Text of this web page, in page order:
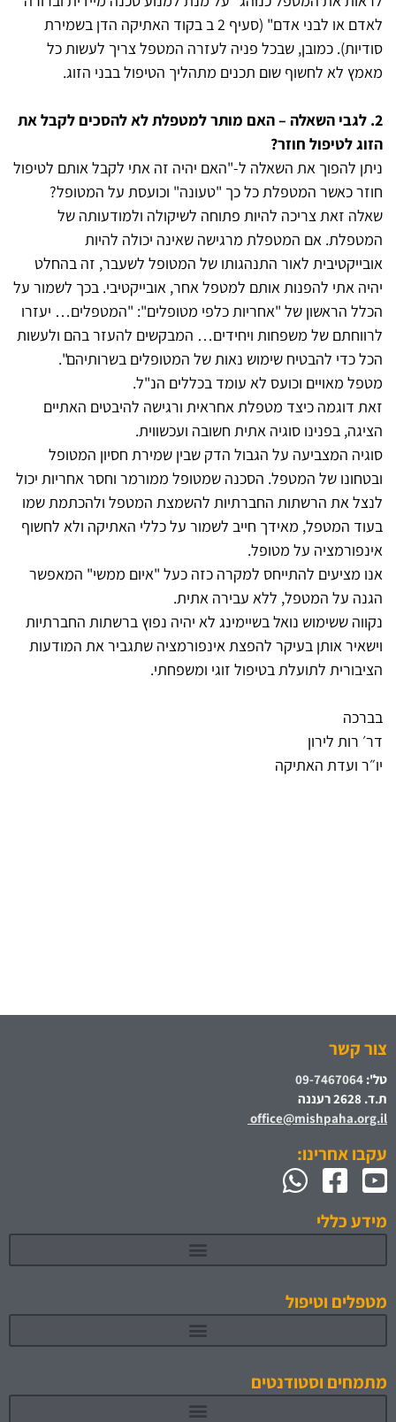
לאדם או לבני אדם" (סעיף 2 ב בקוד האתיקה הדן בשמירת
סודיות). כמובן, שבכל פניה לעזרה המטפל צריך לעשות כל
מאמץ לא לחשוף שום תכנים מתהליך הטיפול בבני הזוג.
2. לגבי השאלה – האם מותר למטפלת לא להסכים לקבל את
הזוג לטיפול חוזר?
ניתן להפוך את השאלה ל-"האם יהיה זה אתי לקבל אותם לטיפול
חוזר כאשר המטפלת כל כך "טעונה" וכועסת על המטופל?
שאלה זאת צריכה להיות פתוחה לשיקולה ולמודעותה של
המטפלת. אם המטפלת מרגישה שאינה יכולה להיות
אובייקטיבית לאור התנהגותו של המטופל לשעבר, זה בהחלט
יהיה אתי להפנות אותם למטפל אחר, אובייקטיבי. בכך לשמור על
הכלל הראשון של "אחריות כלפי מטופלים": "המטפלים… יעזרו
לרווחתם של משפחות ויחידים… המבקשים להעזר בהם ולעשות
הכל כדי להבטיח שימוש נאות של המטופלים בשרותיהם".
מטפל מאויים וכועס לא עומד בכללים הנ"ל.
זאת דוגמה כיצד מטפלת אחראית ורגישה להיבטים האתיים
הציגה, בפנינו סוגיה אתית חשובה ועכשווית.
סוגיה המצביעה על הגבול הדק שבין שמירת חסיון המטופל
ובטחונו של המטפל. הסכנה שמטופל ממורמר וחסר אחריות יכול
לנצל את הרשתות החברתיות להשמצת המטפל ולהכתמת שמו
בעוד המטפל, מאידך חייב לשמור על כללי האתיקה ולא לחשוף
אינפורמציה על מטופל.
אנו מציעים להתייחס למקרה כזה כעל "איום ממשי" המאפשר
הגנה על המטפל, ללא עבירה אתית.
נקווה ששימוש נואל בשיימינג לא יהיה נפוץ ברשתות החברתיות
וישאיר אותן בעיקר להפצת אינפורמציה שתגביר את המודעות
הציבורית לתועלת בטיפול זוגי ומשפחתי.
בברכה
דר׳ רות לירון
יו״ר ועדת האתיקה
צור קשר
טל': 09-7467064
ת.ד. 2628 רעננה
office@mishpaha.org.il
עקבו אחרינו:
מידע כללי
מטפלים וטיפול
מתמחים וסטודנטים